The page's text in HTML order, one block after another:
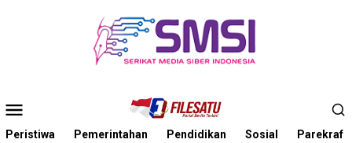
Mobile
Peristiwa Pemerintahan Pendidikan Sosial Parekraf